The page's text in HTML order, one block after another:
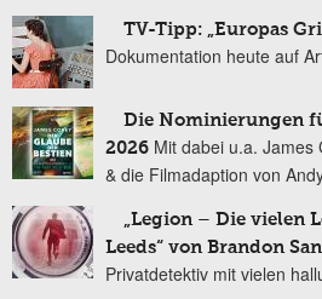
TV-Tipp: „Europas
Dokumentation heute auf
Die Nominierungen
2026 Mit dabei u.a. James
& die Filmadaption von
„Legion – Die vielen
Leeds“ von Brandon
Privatdetektiv mit vielen